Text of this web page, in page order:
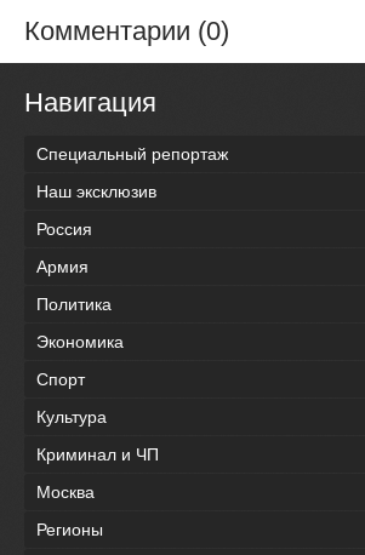
Комментарии (0)
Навигация
Специальный репортаж
Наш эксклюзив
Россия
Армия
Политика
Экономика
Спорт
Культура
Криминал и ЧП
Москва
Регионы